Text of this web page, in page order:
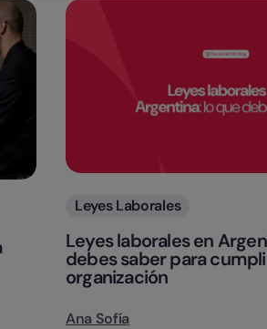
Categorias
Leyes Laborales
Leyes laborales en
debes saber para
organización
Ana Sofía